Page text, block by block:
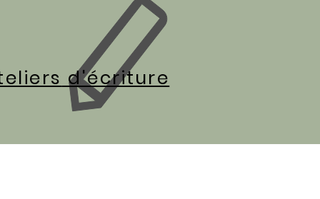
d'écriture